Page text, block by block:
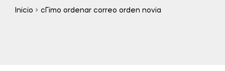
Inicio cГіmo ordenar correo orden novia